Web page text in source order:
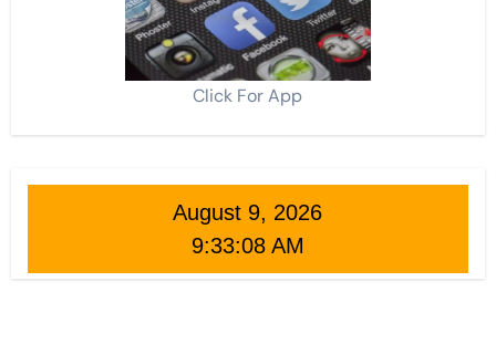
Click For App
August 9, 2026
9:33:11 AM